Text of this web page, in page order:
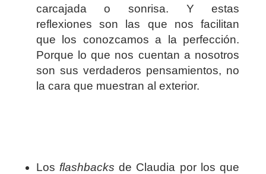
carcajada o sonrisa. Y estas
reflexiones son las que nos facilitan
que los conozcamos a la perfección.
Porque lo que nos cuentan a nosotros
son sus verdaderos pensamientos, no
la cara que muestran al exterior.
Los flashbacks de Claudia por los que